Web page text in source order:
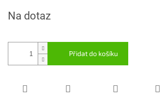
cena:
Na dotaz
Přidat do košíku